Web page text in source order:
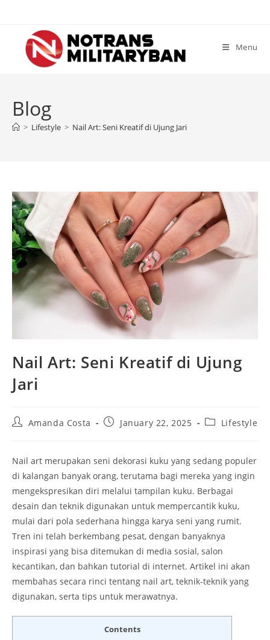
content
Menu
Blog
> Lifestyle > Nail Art: Seni Kreatif di Ujung Jari
Nail Art: Seni Kreatif di Ujung
Jari
PostAmanda Costa
PostJanuary 22, 2025
PostLifestyle
Nail art merupakan seni dekorasi kuku yang sedang populer
di kalangan banyak orang, terutama bagi mereka yang ingin
mengekspresikan diri melalui tampilan kuku. Berbagai
desain dan teknik digunakan untuk mempercantik kuku,
mulai dari pola sederhana hingga karya seni yang rumit.
Tren ini telah berkembang pesat, dengan banyaknya
inspirasi yang bisa ditemukan di media sosial, salon
kecantikan, dan bahkan tutorial di internet. Artikel ini akan
membahas secara rinci tentang nail art, teknik-teknik yang
digunakan, serta tips untuk merawatnya.
Contents